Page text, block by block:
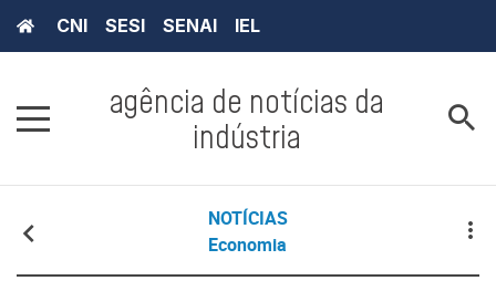
CNI SESI SENAI IEL
agência de notícias da
indústria
NOTÍCIAS
Economia